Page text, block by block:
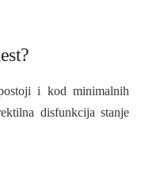
i kod minimalnih
disfunkcija stanje